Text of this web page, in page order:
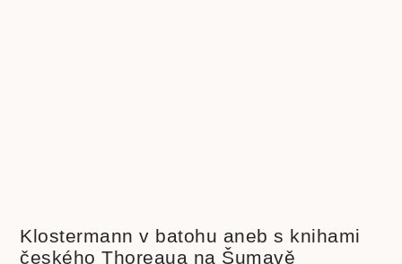
Klostermann v batohu aneb s knihami
českého Thoreaua na Šumavě